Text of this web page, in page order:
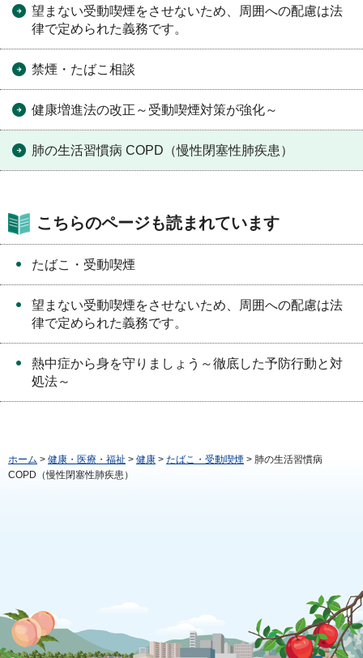
望まない受動喫煙をさせないため、周囲への配慮は法
律で定められた義務です。
禁煙・たばこ相談
健康増進法の改正～受動喫煙対策が強化～
肺の生活習慣病 COPD（慢性閉塞性肺疾患）
こちらのページも読まれています
たばこ・受動喫煙
望まない受動喫煙をさせないため、周囲への配慮は法
律で定められた義務です。
熱中症から身を守りましょう～徹底した予防行動と対
処法～
ホーム > 健康・医療・福祉 > 健康 > たばこ・受動喫煙 > 肺の生活習慣病
COPD（慢性閉塞性肺疾患）